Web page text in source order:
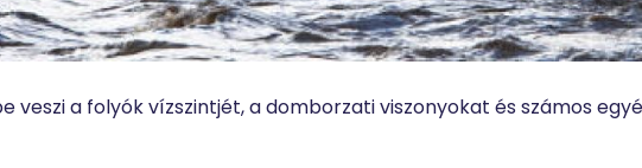
veszi a folyók vízszintjét, a domborzati viszonyokat és számos